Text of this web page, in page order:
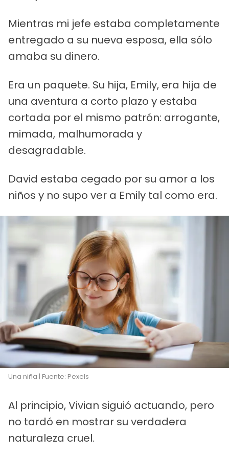
Mientras mi jefe estaba completamente
entregado a su nueva esposa, ella sólo
amaba su dinero.
Era un paquete. Su hija, Emily, era hija de
una aventura a corto plazo y estaba
cortada por el mismo patrón: arrogante,
mimada, malhumorada y
desagradable.
David estaba cegado por su amor a los
niños y no supo ver a Emily tal como era.
Una niña | Fuente: Pexels
Al principio, Vivian siguió actuando, pero
no tardó en mostrar su verdadera
naturaleza cruel.